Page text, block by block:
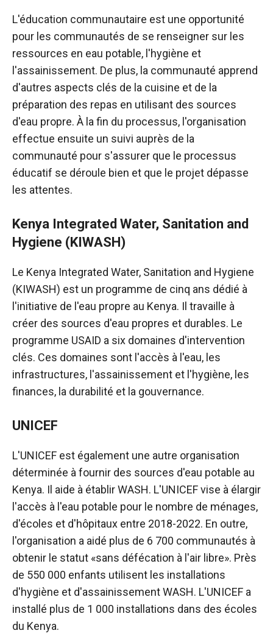
L'éducation communautaire est une opportunité
pour les communautés de se renseigner sur les
ressources en eau potable, l'hygiène et
l'assainissement. De plus, la communauté apprend
d'autres aspects clés de la cuisine et de la
préparation des repas en utilisant des sources
d'eau propre. À la fin du processus, l'organisation
effectue ensuite un suivi auprès de la
communauté pour s'assurer que le processus
éducatif se déroule bien et que le projet dépasse
les attentes.
Kenya Integrated Water, Sanitation and
Hygiene (KIWASH)
Le Kenya Integrated Water, Sanitation and Hygiene
(KIWASH) est un programme de cinq ans dédié à
l'initiative de l'eau propre au Kenya. Il travaille à
créer des sources d'eau propres et durables. Le
programme USAID a six domaines d'intervention
clés. Ces domaines sont l'accès à l'eau, les
infrastructures, l'assainissement et l'hygiène, les
finances, la durabilité et la gouvernance.
UNICEF
L'UNICEF est également une autre organisation
déterminée à fournir des sources d'eau potable au
Kenya. Il aide à établir WASH. L'UNICEF vise à élargir
l'accès à l'eau potable pour le nombre de ménages,
d'écoles et d'hôpitaux entre 2018-2022. En outre,
l'organisation a aidé plus de 6 700 communautés à
obtenir le statut «sans défécation à l'air libre». Près
de 550 000 enfants utilisent les installations
d'hygiène et d'assainissement WASH. L'UNICEF a
installé plus de 1 000 installations dans des écoles
du Kenya.